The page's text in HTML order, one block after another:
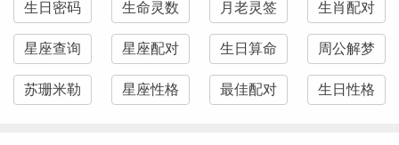
生日密码 生命灵数 月老灵签 生肖配对
星座查询 星座配对 生日算命 周公解梦
苏珊米勒 星座性格 最佳配对 生日性格